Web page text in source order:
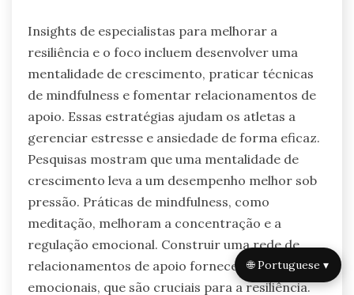
Insights de especialistas para melhorar a
resiliência e o foco incluem desenvolver uma
mentalidade de crescimento, praticar técnicas
de mindfulness e fomentar relacionamentos de
apoio. Essas estratégias ajudam os atletas a
gerenciar estresse e ansiedade de forma eficaz.
Pesquisas mostram que uma mentalidade de
crescimento leva a um desempenho melhor sob
pressão. Práticas de mindfulness, como
meditação, melhoram a concentração e a
regulação emocional. Construir uma rede de
relacionamentos de apoio fornece recursos
emocionais, que são cruciais para a resiliência.
🌐 Portuguese ▾